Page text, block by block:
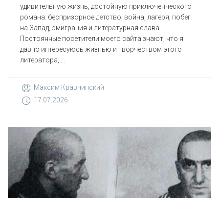
удивительную жизнь, достойную приключенческого
романа: беспризорное детство, война, лагеря, побег
на Запад, эмиграция и литературная слава.
Постоянные посетители моего сайта знают, что я
давно интересуюсь жизнью и творчеством этого
литератора, ...
Максим Кравчинский
17.07.2026